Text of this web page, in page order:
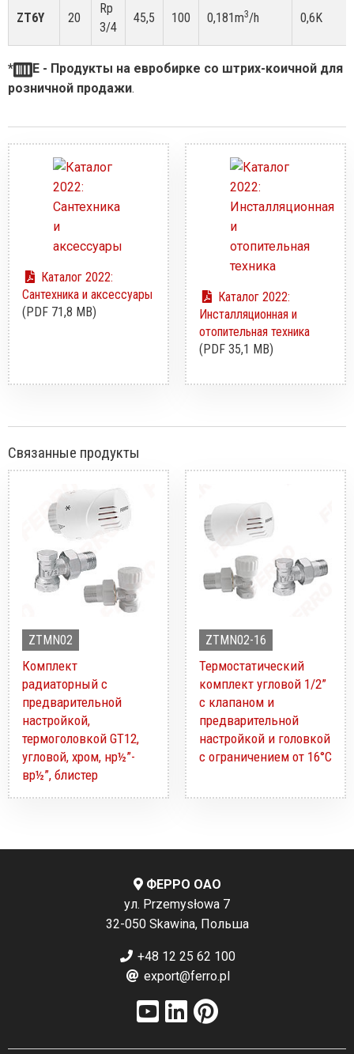
ZT6Y 20
Rp
3/4
45,5 100 0,181m3/h 0,6K
*
E - Продукты на евробирке со штрих-коичной для
розничной продажи.
Каталог 2022:
Сантехника и аксессуары
(PDF 71,8 MB)
Каталог 2022:
Инсталляционная и
отопительная техника
(PDF 35,1 MB)
Связанные продукты
ZTMN02
Комплект
радиаторный с
предварительной
настройкой,
термоголовкой GT12,
угловой, хром, нр½”-
вр½”, блистер
ZTMN02-16
Термостатический
комплект угловой 1/2”
с клапаном и
предварительной
настройкой и головкой
с ограничением от 16°C
ФЕРРО ОАО
ул. Przemysłowa 7
32-050 Skawina, Польша
+48 12 25 62 100
export@ferro.pl